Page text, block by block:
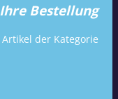
Bestellung
der Kategorie